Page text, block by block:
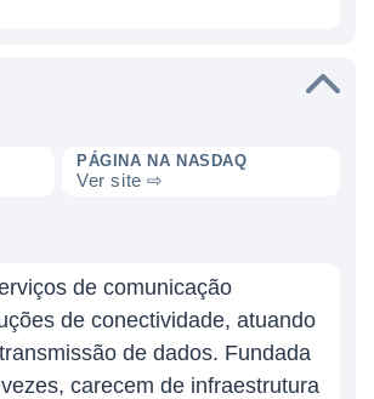
PÁGINA NA NASDAQ
Ver site ⇨
de comunicação
de conectividade, atuando
de dados. Fundada
carecem de infraestrutura